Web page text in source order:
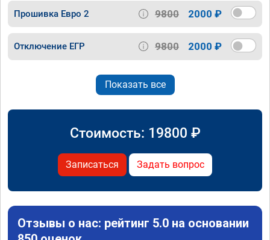
Прошивка Евро 2 9800 2000 ₽
Отключение ЕГР 9800 2000 ₽
Показать все
Стоимость: 19800 ₽
Записаться Задать вопрос
Отзывы о нас: рейтинг 5.0 на основании